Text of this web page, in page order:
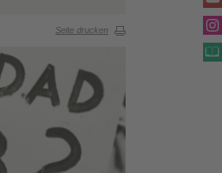
Seite drucken